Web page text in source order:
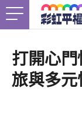
關於
最新
打開心
旅與多